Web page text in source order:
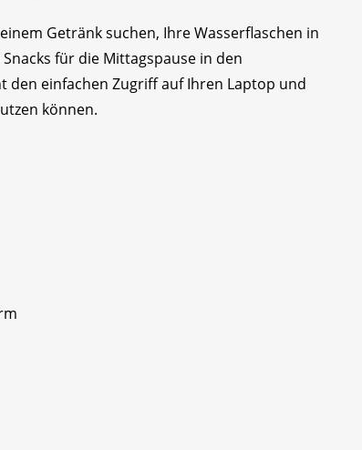
Getränk suchen, Ihre Wasserflaschen in
für die Mittagspause in den
den einfachen Zugriff auf Ihren Laptop und
können.